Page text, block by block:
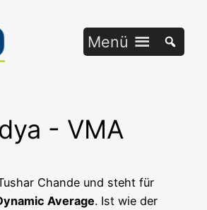
Menü
- VMA
Chan­de und steht für
Avera­ge. Ist wie der